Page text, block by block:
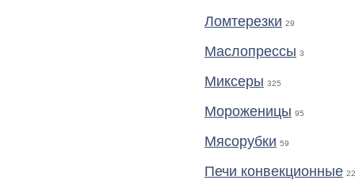
Ломтерезки 29
Маслопрессы 3
Миксеры 325
Мороженицы 95
Мясорубки 59
Печи конвекционные 22